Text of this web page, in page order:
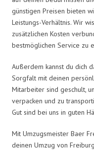
günstigen Preisen bieten
Leistungs-Verhältnis. Wir
zusätzlichen Kosten
bestmöglichen Service zu
Außerdem kannst du dich
Sorgfalt mit deinen
Mitarbeiter sind geschult,
verpacken und zu
Gut sind bei uns in guten
Mit Umzugsmeister Baer
deinen Umzug von